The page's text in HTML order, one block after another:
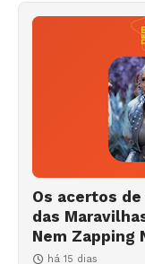
Os acertos de
das
Nem Zapping
há 15 dias